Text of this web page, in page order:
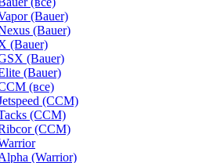
(Bauer)
(Bauer)
(Bauer)
(Bauer)
(Bauer)
(все)
(CCM)
(CCM)
(CCM)
(Warrior)